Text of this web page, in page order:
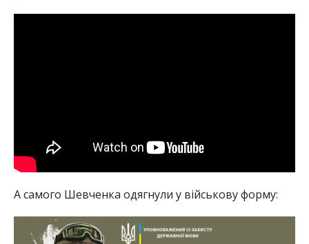
А самого Шевченка одягнули у військову форму: